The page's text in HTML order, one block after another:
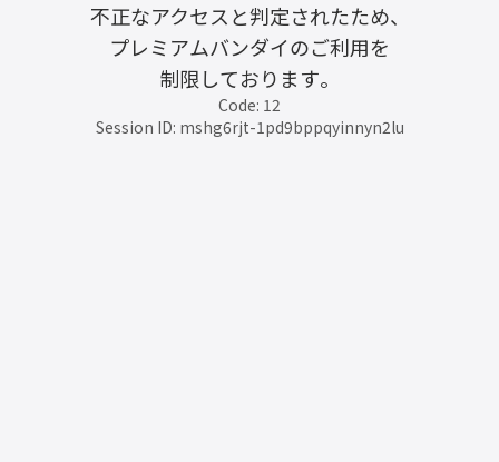
不正なアクセスと判定されたため、
プレミアムバンダイのご利用を
制限しております。
Code: 12
Session ID: mshg6rjt-1pd9bppqyinnyn2lu